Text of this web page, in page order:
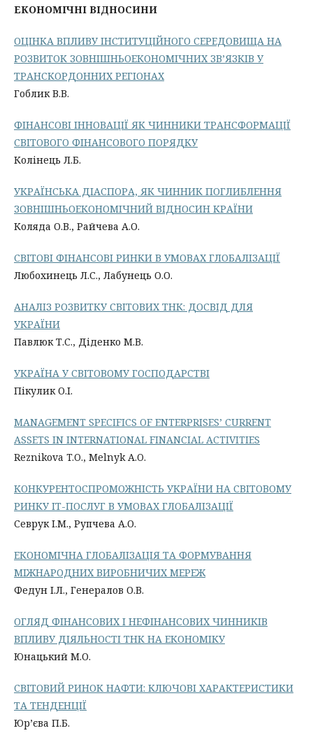
ЕКОНОМІЧНІ ВІДНОСИНИ
ОЦІНКА ВПЛИВУ ІНСТИТУЦІЙНОГО СЕРЕДОВИЩА НА
РОЗВИТОК ЗОВНІШНЬОЕКОНОМІЧНИХ ЗВ’ЯЗКІВ У
ТРАНСКОРДОННИХ РЕГІОНАХ
Гоблик В.В.
ФІНАНСОВІ ІННОВАЦІЇ ЯК ЧИННИКИ ТРАНСФОРМАЦІЇ
СВІТОВОГО ФІНАНСОВОГО ПОРЯДКУ
Колінець Л.Б.
УКРАЇНСЬКА ДІАСПОРА, ЯК ЧИННИК ПОГЛИБЛЕННЯ
ЗОВНІШНЬОЕКОНОМІЧНИЙ ВІДНОСИН КРАЇНИ
Коляда О.В., Райчева А.О.
СВІТОВІ ФІНАНСОВІ РИНКИ В УМОВАХ ГЛОБАЛІЗАЦІЇ
Любохинець Л.С., Лабунець О.О.
АНАЛIЗ PОЗВИТКУ СВІТОВИХ ТНК: ДОСВIД ДЛЯ
УКPАЇНИ
Павлюк Т.С., Діденко М.В.
УКРАЇНА У СВІТОВОМУ ГОСПОДАРСТВІ
Пікулик О.І.
MANAGEMENT SPECIFICS OF ENTERPRISES’ CURRENT
ASSETS IN INTERNATIONAL FINANCIAL ACTIVITIES
Reznikova T.O., Melnyk A.O.
КОНКУРЕНТОСПРОМОЖНІСТЬ УКРАЇНИ НА СВІТОВОМУ
РИНКУ ІТ-ПОСЛУГ В УМОВАХ ГЛОБАЛІЗАЦІЇ
Севрук І.М., Рупчева А.О.
ЕКОНОМІЧНА ГЛОБАЛІЗАЦІЯ ТА ФОРМУВАННЯ
МІЖНАРОДНИХ ВИРОБНИЧИХ МЕРЕЖ
Федун І.Л., Генералов О.В.
ОГЛЯД ФІНАНСОВИХ І НЕФІНАНСОВИХ ЧИННИКІВ
ВПЛИВУ ДІЯЛЬНОСТІ ТНК НА ЕКОНОМІКУ
Юнацький М.О.
СВІТОВИЙ РИНОК НАФТИ: КЛЮЧОВІ ХАРАКТЕРИСТИКИ
ТА ТЕНДЕНЦІЇ
Юр’єва П.Б.